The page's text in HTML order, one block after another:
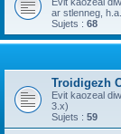
ar stlenneg,
Sujets : 68
Troidigezh
Evit kaozeal
3.x)
Sujets : 59